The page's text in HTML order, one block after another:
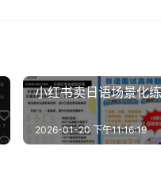
小红书卖日语场景化
2026-01-20 下午11:16:19